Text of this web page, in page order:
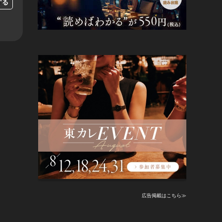
広告掲載はこちら≫